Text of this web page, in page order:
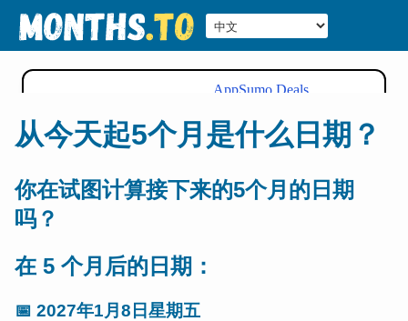
从今天起5个月是什么日期？
你在试图计算接下来的5个月的日期
吗？
在 5 个月后的日期：
📅 2027年1月8日星期五